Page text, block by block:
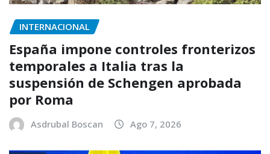
INTERNACIONAL
España impone controles fronterizos
temporales a Italia tras la
suspensión de Schengen aprobada
por Roma
Asdrubal Boscan Ago 7, 2026